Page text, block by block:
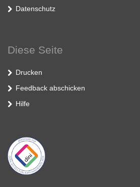
Datenschutz
Diese Seite
Drucken
Feedback abschicken
Hilfe